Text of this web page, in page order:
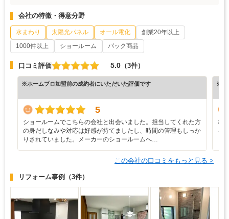
会社の特徴・得意分野
水まわり 太陽光パネル オール電化
創業20年以上
1000件以上
ショールーム パック商品
口コミ評価 5.0 （3件）
※ホームプロ加盟前の成約者にいただいた評価です
5
ショールームでこちらの会社と出会いました。担当してくれた方
の身だしなみや対応は好感が持てましたし、時間の管理もしっか
りされていました。メーカーのショールームへ…
※ホ
な
ろ
この会社の口コミをもっと見る >
リフォーム事例 （3件）